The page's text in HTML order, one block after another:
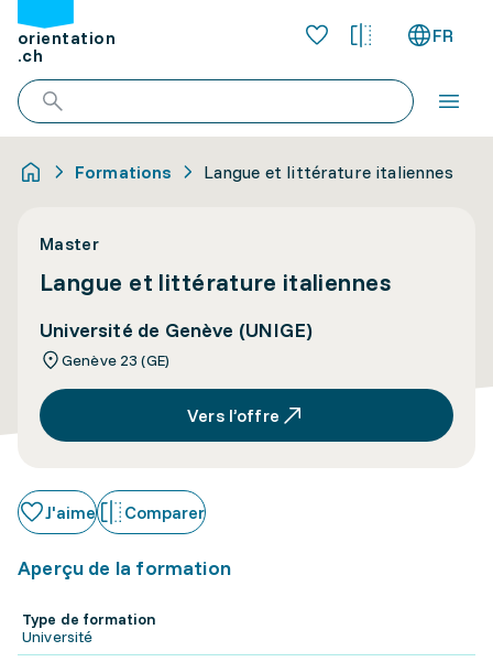
orientation
.ch
FR
Formations Langue et littérature italiennes
Master
Langue et littérature italiennes
Université de Genève (UNIGE)
Genève 23 (GE)
Vers l’offre
J'aime Comparer
Aperçu de la formation
Type de formation
Université